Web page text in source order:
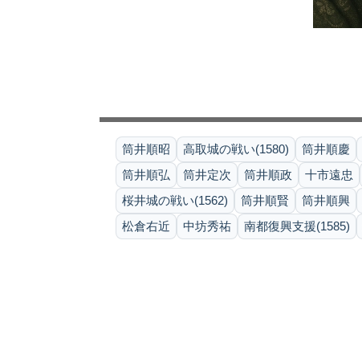
筒井順昭 高取城の戦い(1580) 筒井順慶
筒井順弘
筒井定次 筒井順政 十市遠忠
桜井城の戦い(1562)
筒井順賢 筒井順興
松倉右近
中坊秀祐 南都復興支援(1585)